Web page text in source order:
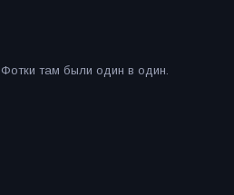
там были один в один.